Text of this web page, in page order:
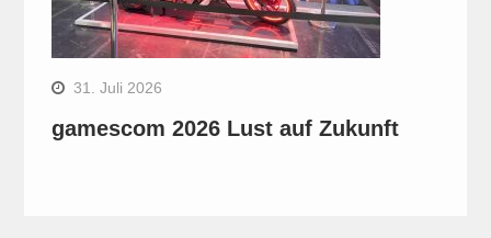
31. Juli 2026
gamescom 2026 Lust auf Zukunft